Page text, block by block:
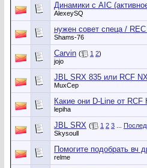
Динамики с AIC
AlexeySQ
нужен совет спеца /
Shams-76
Carvin ( 1 2)
jojo
JBL SRX 835 или RCF
MuxCep
Какие они D-Line от RCF
lepiha
JBL SRX ( 1 2 3
Skysoull
Помогите подобрать вч
relme